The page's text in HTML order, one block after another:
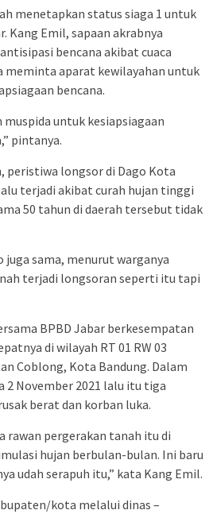
menetapkan status siaga 1 untuk
Kang Emil, sapaan akrabnya
bencana akibat cuaca
aparat kewilayahan untuk
bencana.
muspida untuk kesiapsiagaan
pintanya.
peristiwa longsor di Dago Kota
terjadi akibat curah hujan tinggi
50 tahun di daerah tersebut tidak
juga sama, menurut warganya
terjadi longsoran seperti itu tapi
BPBD Jabar berkesempatan
di wilayah RT 01 RW 03
Coblong, Kota Bandung. Dalam
2 November 2021 lalu itu tiga
berat dan korban luka.
rawan pergerakan tanah itu di
hujan berbulan-bulan. Ini baru
udah serapuh itu,” kata Kang Emil.
kota melalui dinas –